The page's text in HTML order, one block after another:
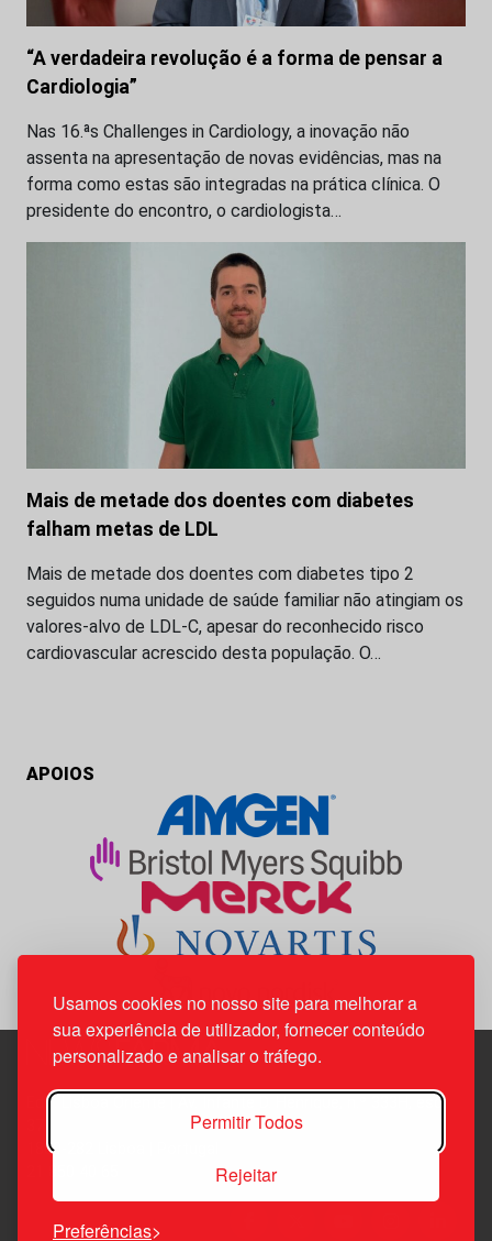
Usamos cookies no nosso site para melhorar a
sua experiência de utilizador, fornecer conteúdo
personalizado e analisar o tráfego.
Permitir Todos
Rejeitar
Preferências
“A verdadeira revolução é a forma de pensar a
Cardiologia”
Nas 16.ªs Challenges in Cardiology, a inovação não
assenta na apresentação de novas evidências, mas na
forma como estas são integradas na prática clínica. O
presidente do encontro, o cardiologista…
Mais de metade dos doentes com diabetes
falham metas de LDL
Mais de metade dos doentes com diabetes tipo 2
seguidos numa unidade de saúde familiar não atingiam os
valores-alvo de LDL-C, apesar do reconhecido risco
cardiovascular acrescido desta população. O…
APOIOS
Edif. Lisboa Oriente | Av. Infante D. Henrique, n.º 333H, esc.
1800-282 Lisboa | Portugal